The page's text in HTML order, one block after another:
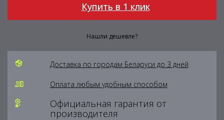
Купить в 1 клик
Нашли дешевле?
Доставка по городам Беларуси до 3 дней
Оплата любым удобным способом
Официальная гарантия от
производителя